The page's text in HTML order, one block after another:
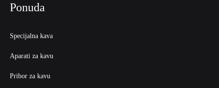
Ponuda
Specijalna kava
Aparati za kavu
Pribor za kavu